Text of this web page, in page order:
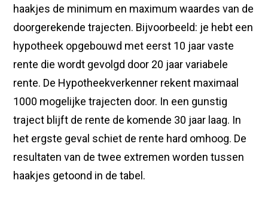
haakjes de minimum en maximum waardes van de
doorgerekende trajecten. Bijvoorbeeld: je hebt een
hypotheek opgebouwd met eerst 10 jaar vaste
rente die wordt gevolgd door 20 jaar variabele
rente. De Hypotheekverkenner rekent maximaal
1000 mogelijke trajecten door. In een gunstig
traject blijft de rente de komende 30 jaar laag. In
het ergste geval schiet de rente hard omhoog. De
resultaten van de twee extremen worden tussen
haakjes getoond in de tabel.